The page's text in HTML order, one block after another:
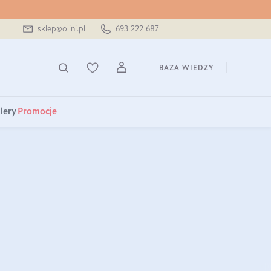
sklep@olini.pl 693 222 687
BAZA WIEDZY
Promocje